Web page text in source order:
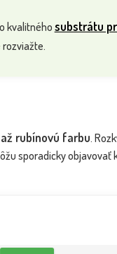
kvalitného substrátu
rozviažte.
rubínovú farbu.
sporadicky